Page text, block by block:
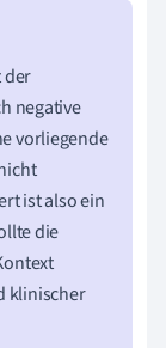
der
negative
vorliegende
ist also ein
die
klinischer